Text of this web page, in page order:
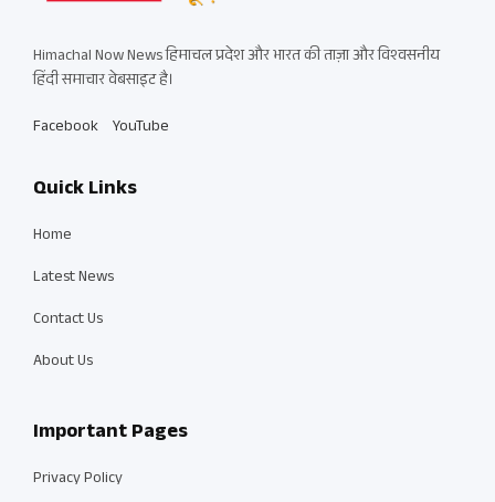
Himachal Now News हिमाचल प्रदेश और भारत की ताज़ा और विश्वसनीय
हिंदी समाचार वेबसाइट है।
Facebook YouTube
Quick Links
Home
Latest News
Contact Us
About Us
Important Pages
Privacy Policy